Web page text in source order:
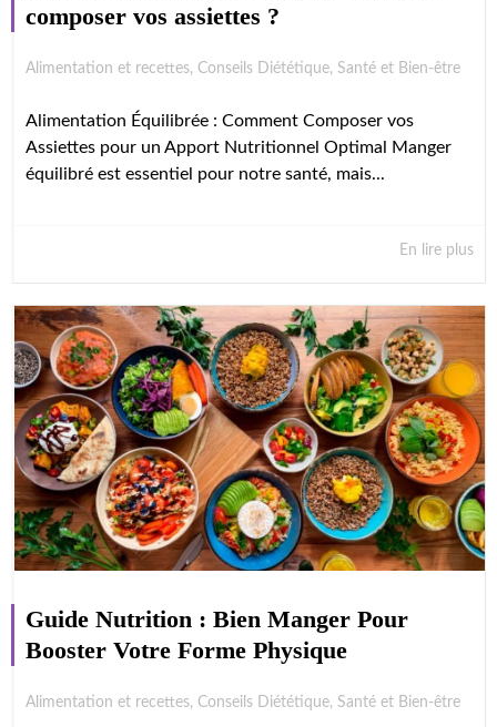
composer vos assiettes ?
Alimentation et recettes, Conseils Diététique, Santé et Bien-être
Alimentation Équilibrée : Comment Composer vos
Assiettes pour un Apport Nutritionnel Optimal Manger
équilibré est essentiel pour notre santé, mais...
En lire plus
Guide Nutrition : Bien Manger Pour
Booster Votre Forme Physique
Alimentation et recettes, Conseils Diététique, Santé et Bien-être